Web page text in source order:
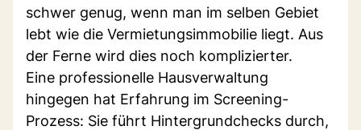
schwer genug, wenn man im selben Gebiet
lebt wie die Vermietungsimmobilie liegt. Aus
der Ferne wird dies noch komplizierter.
Eine professionelle Hausverwaltung
hingegen hat Erfahrung im Screening-
Prozess: Sie führt Hintergrundchecks durch,